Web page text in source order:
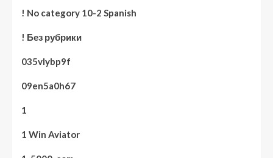
! No category 10-2 Spanish
! Без рубрики
035vlybp9f
09en5a0h67
1
1 Win Aviator